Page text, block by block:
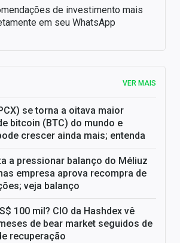
de investimento mais
em seu WhatsApp
VER MAIS
se torna a oitava maior
bitcoin (BTC) do mundo e
crescer ainda mais; entenda
a pressionar balanço do Méliuz
empresa aprova recompra de
veja balanço
100 mil? CIO da Hashdex vê
de bear market seguidos de
recuperação